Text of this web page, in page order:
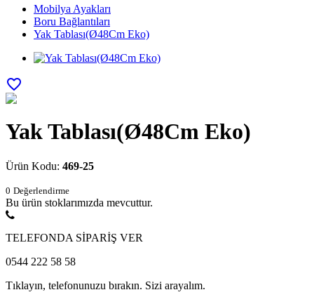
Mobilya Ayakları
Boru Bağlantıları
Yak Tablası(Ø48Cm Eko)
favorite_border
Yak Tablası(Ø48Cm Eko)
Ürün Kodu: 469-25
0 Değerlendirme
Bu ürün stoklarımızda mevcuttur.
TELEFONDA SİPARİŞ VER
0544 222 58 58
Tıklayın, telefonunuzu bırakın. Sizi arayalım.